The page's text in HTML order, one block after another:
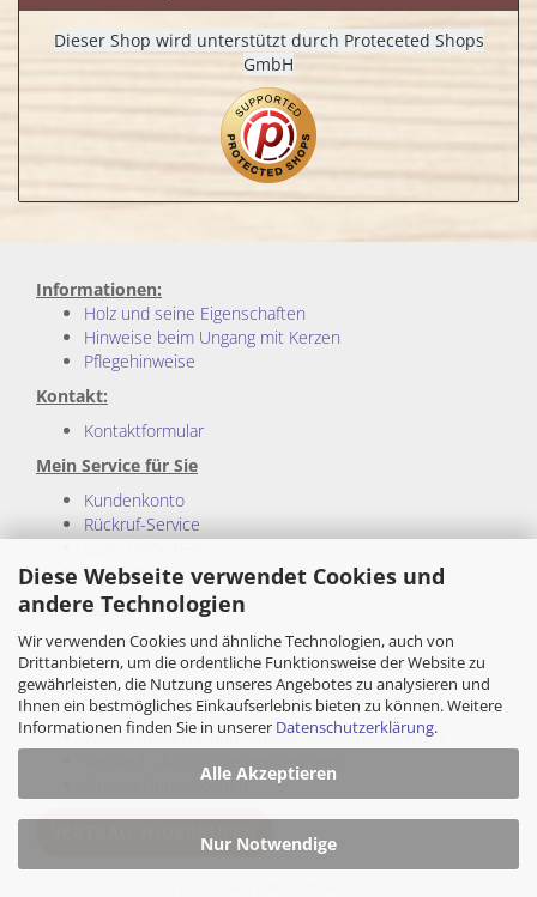
Diese Webseite verwendet Cookies und
andere Technologien
Wir verwenden Cookies und ähnliche Technologien, auch von
Drittanbietern, um die ordentliche Funktionsweise der Website zu
gewährleisten, die Nutzung unseres Angebotes zu analysieren und
Ihnen ein bestmögliches Einkaufserlebnis bieten zu können. Weitere
Informationen finden Sie in unserer Datenschutzerklärung.
Alle Akzeptieren
Nur Notwendige
Dieser Shop wird unterstützt durch Proteceted Shops
GmbH
Informationen:
Holz und seine Eigenschaften
Hinweise beim Ungang mit Kerzen
Pflegehinweise
Kontakt:
Kontaktformular
Mein Service für Sie
Kundenkonto
Rückruf-Service
Sitemap
Rechtliches:
Impressum
Allgemeine Geschäftsbedingungen
Privatsphäre und Datenschutz
Cookie Einstellungen
Wiederrufsrecht und Muster-Wiederrufsformular
Versand - & Zahlungsbedingungen
Sitzung Unterbrochen